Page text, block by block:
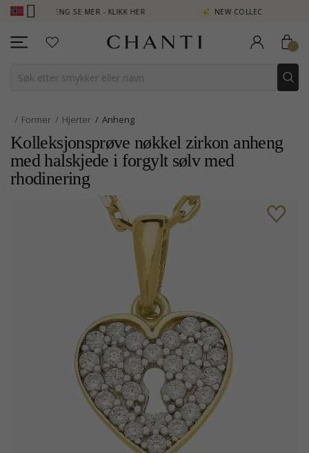
POENG SE MER - KLIKK HER NEW COLLECTION | AURA
Former Hjerter Anheng
Kolleksjonsprøve nøkkel zirkon anheng
med halskjede i forgylt sølv med
rhodinering